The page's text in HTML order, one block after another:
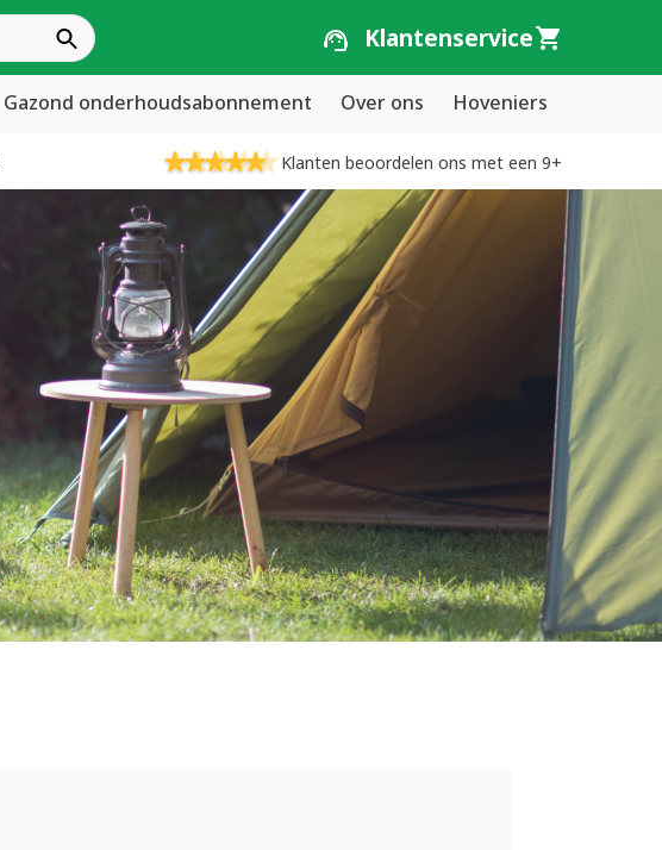
Klantenservice
Gazond onderhoudsabonnement Over ons Hoveniers
Klanten beoordelen ons met een 9+